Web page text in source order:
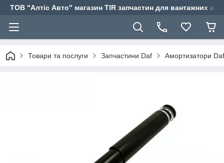
ТОВ "Алтіс Авто" магазин TIR запчастин для вантажних
Товари та послуги Запчастини Daf Амортизатори Daf